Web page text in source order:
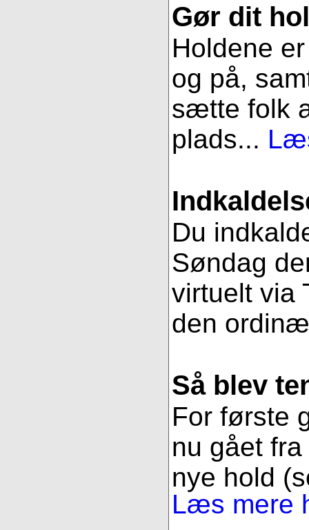
Gør dit
Holdene
og på,
sætte folk
plads...
Du
Søndag
virtuelt via
den
Så blev
For første
nu gået
nye hold
Læs mere